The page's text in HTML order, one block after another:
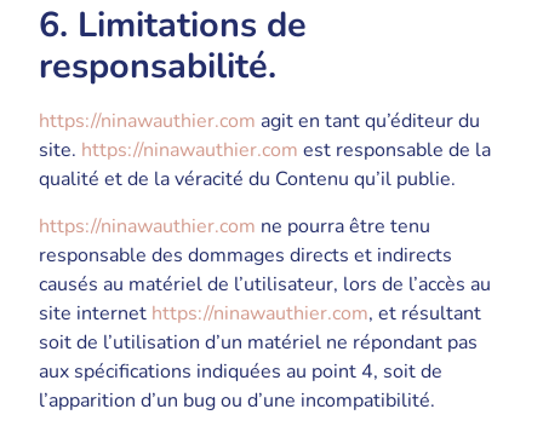
6. Limitations de
responsabilité.
https://ninawauthier.com agit en tant qu’éditeur du
site. https://ninawauthier.com est responsable de la
qualité et de la véracité du Contenu qu’il publie.
https://ninawauthier.com ne pourra être tenu
responsable des dommages directs et indirects
causés au matériel de l’utilisateur, lors de l’accès au
site internet https://ninawauthier.com, et résultant
soit de l’utilisation d’un matériel ne répondant pas
aux spécifications indiquées au point 4, soit de
l’apparition d’un bug ou d’une incompatibilité.